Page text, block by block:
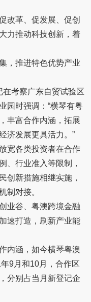
改革、促发展、促创
力推动科技创新，着
，推进特色优势产业
考察广东自贸试验区
园时强调：“横琴有粤
丰富合作内涵，拓展
济发展更具活力。”
宽各类投资者在合作
、行业准入等限制，
新措施相继实施，
制对接。
业谷、粤澳跨境金融
速打造，刷新产业能
内涵，如今横琴粤澳
9月和10月，合作区
分别占当月新登记企